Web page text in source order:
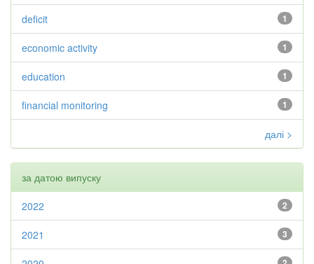
1
deficit
1
economic activity
1
education
1
financial monitoring
далі >
за датою випуску
2
2022
3
2021